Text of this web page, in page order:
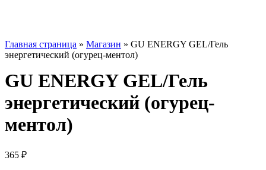
Главная страница » Магазин » GU ENERGY GEL/Гель
энергетический (огурец-ментол)
GU ENERGY GEL/Гель
энергетический (огурец-
ментол)
365 ₽